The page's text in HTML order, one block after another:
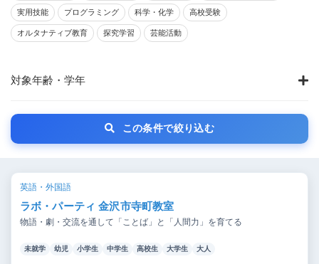
実用技能 プログラミング 科学・化学 高校受験
オルタナティブ教育 探究学習 芸能活動
対象年齢・学年
この条件で絞り込む
英語・外国語
ラボ・パーティ 金沢市寺町教室
物語・劇・交流を通して「ことば」と「人間力」を育てる
未就学 幼児 小学生 中学生 高校生 大学生 大人